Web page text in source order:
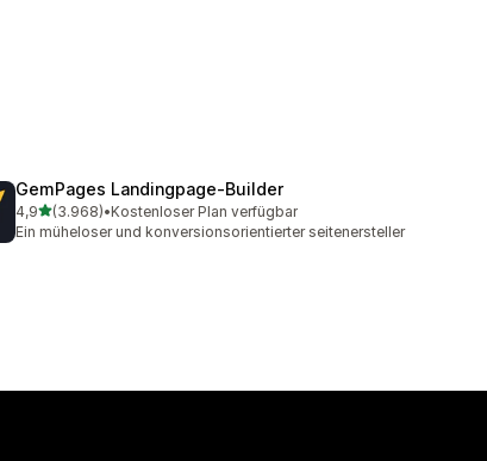
GemPages Landingpage‑Builder
4,9von 5 Sternen
(3.968)
3968 Rezensionen insgesamt
•Kostenloser Plan verfügbar
Ein müheloser und konversionsorientierter seitenersteller